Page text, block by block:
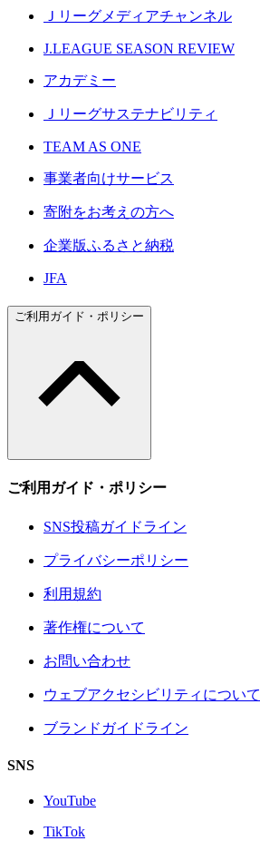
Ｊリーグメディアチャンネル
J.LEAGUE SEASON REVIEW
アカデミー
Ｊリーグサステナビリティ
TEAM AS ONE
事業者向けサービス
寄附をお考えの方へ
企業版ふるさと納税
JFA
ご利用ガイド・ポリシー
ご利用ガイド・ポリシー
SNS投稿ガイドライン
プライバシーポリシー
利用規約
著作権について
お問い合わせ
ウェブアクセシビリティについて
ブランドガイドライン
SNS
YouTube
TikTok